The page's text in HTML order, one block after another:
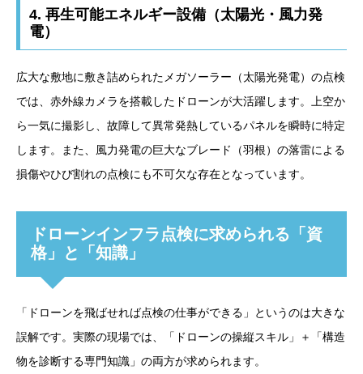
4. 再生可能エネルギー設備（太陽光・風力発
電）
広大な敷地に敷き詰められたメガソーラー（太陽光発電）の点検
では、赤外線カメラを搭載したドローンが大活躍します。上空か
ら一気に撮影し、故障して異常発熱しているパネルを瞬時に特定
します。また、風力発電の巨大なブレード（羽根）の落雷による
損傷やひび割れの点検にも不可欠な存在となっています。
ドローンインフラ点検に求められる「資
格」と「知識」
「ドローンを飛ばせれば点検の仕事ができる」というのは大きな
誤解です。実際の現場では、「ドローンの操縦スキル」＋「構造
物を診断する専門知識」の両方が求められます。